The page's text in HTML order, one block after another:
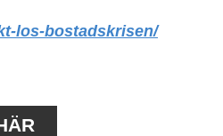
los-bostadskrisen/